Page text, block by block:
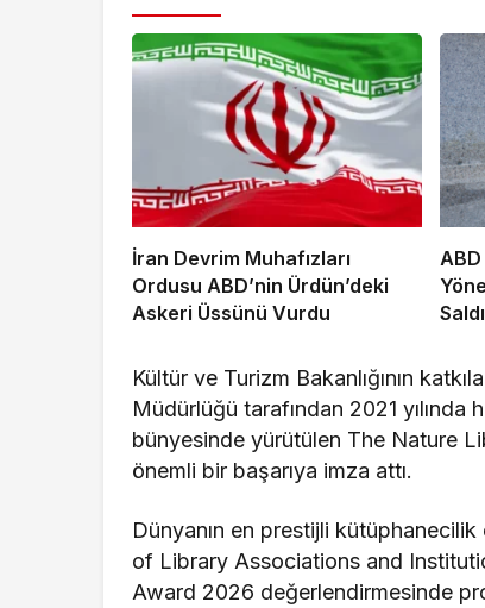
İran Devrim Muhafızları
Ordusu ABD’nin Ürdün’deki
Askeri Üssünü Vurdu
Kültür ve Turizm Bakanlığının
Müdürlüğü tarafından 2021
bünyesinde yürütülen The Nature
önemli bir başarıya imza attı.
Dünyanın en prestijli
of Library Associations and
Award 2026 değerlendirmesinde